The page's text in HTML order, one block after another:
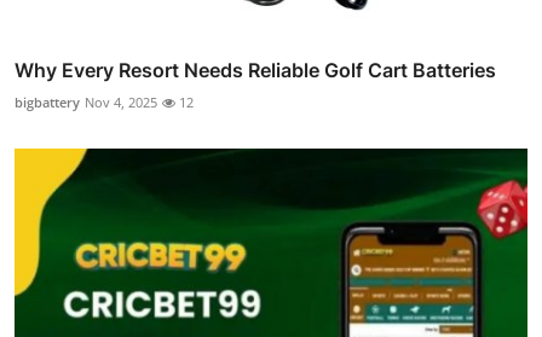
Why Every Resort Needs Reliable Golf Cart Batteries
bigbattery Nov 4, 2025 12